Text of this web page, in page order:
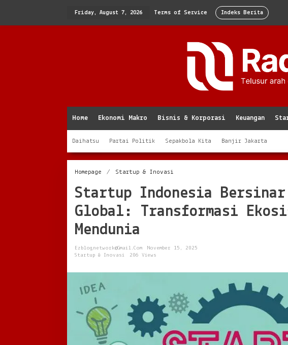
Friday, August 7, 2026 Terms of Service Indeks Berita
Home Ekonomi Makro Bisnis & Korporasi Keuangan
Daihatsu Partai Politik Sepakbola Kita Banjir Jakarta
Homepage / Startup & Inovasi
Bersinar
di
Panggung
Global:
Digital
Startup Indonesia Bersinar
Global: Transformasi
Mendunia
Ezblognetwork@gmail.com
November 15, 2025
Startup & Inovasi
206 Views